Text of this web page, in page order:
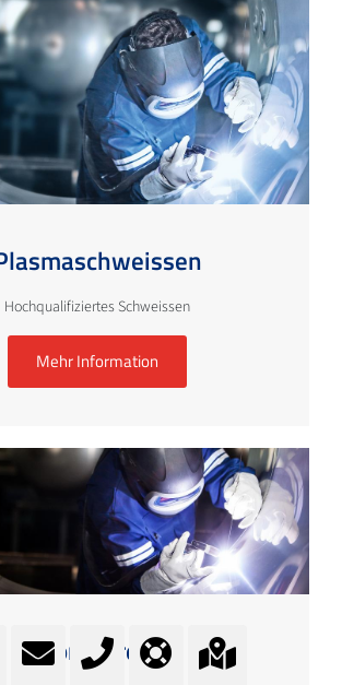
Hochqualifiziertes Schweissen
Mehr Information
Formieren